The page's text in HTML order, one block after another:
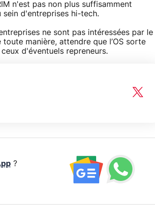
n'est pas non plus suffisamment
d'entreprises hi-tech.
ne sont pas intéressées par le
manière, attendre que l’OS sorte
d'éventuels repreneurs.
?